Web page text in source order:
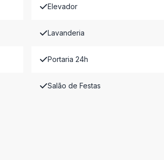
Elevador
Lavanderia
Portaria 24h
Salão de Festas